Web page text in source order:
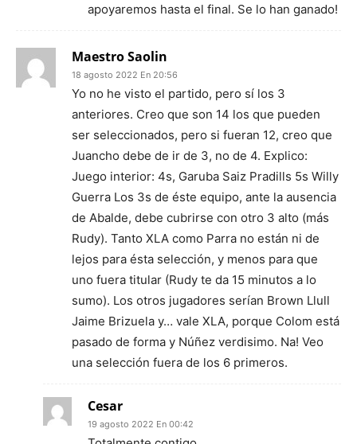
apoyaremos hasta el final. Se lo han ganado!
Maestro Saolin
18 agosto 2022 En 20:56
Yo no he visto el partido, pero sí los 3
anteriores. Creo que son 14 los que pueden
ser seleccionados, pero si fueran 12, creo que
Juancho debe de ir de 3, no de 4. Explico:
Juego interior: 4s, Garuba Saiz Pradills 5s Willy
Guerra Los 3s de éste equipo, ante la ausencia
de Abalde, debe cubrirse con otro 3 alto (más
Rudy). Tanto XLA como Parra no están ni de
lejos para ésta selección, y menos para que
uno fuera titular (Rudy te da 15 minutos a lo
sumo). Los otros jugadores serían Brown Llull
Jaime Brizuela y… vale XLA, porque Colom está
pasado de forma y Núñez verdisimo. Na! Veo
una selección fuera de los 6 primeros.
Cesar
19 agosto 2022 En 00:42